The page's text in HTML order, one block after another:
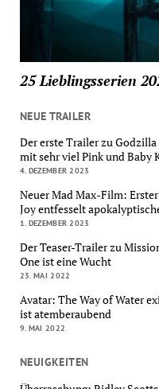
25 Lieblingsserien
NEUE TRAILER
Der erste Trailer zu
mit sehr viel Pink und Baby
4. DEZEMBER 2023
Neuer Mad Max-Film:
Joy entfesselt
1. DEZEMBER 2023
Der Teaser-Trailer zu
One ist eine Wucht
23. MAI 2022
Avatar: The Way of Water
ist atemberaubend
9. MAI 2022
NEUIGKEITEN